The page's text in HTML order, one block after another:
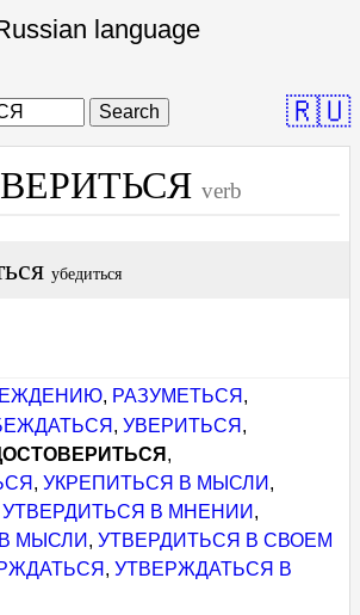
language
Search 🇷🇺
verb
убедиться
, РАЗУМЕТЬСЯ ,
,УВЕРИТЬСЯ ,
,
,УКРЕПИТЬСЯ В МЫСЛИ ,
УТВЕРДИТЬСЯ В МНЕНИИ ,
МЫСЛИ ,УТВЕРДИТЬСЯ В СВОЕМ
,УТВЕРЖДАТЬСЯ В